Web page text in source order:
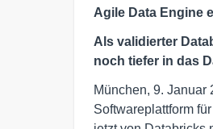
Agile Data Engine
Als validierter
noch tiefer in das
München, 9.
Softwareplattform